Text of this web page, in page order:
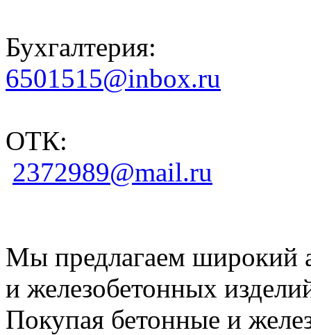
Бухгалтерия:
6501515@inbox.ru
ОТК:
2372989@mail.ru
Мы предлагаем широкий
и железобетонных
Покупая бетонные и